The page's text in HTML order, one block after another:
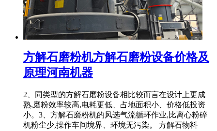
方解石磨粉机方解石磨粉设备价格及
原理河南机器
2、同类型的方解石磨粉设备相比较而言在设计上更成
熟,磨粉效率较高,电耗更低、占地面积小、价格低投资
小。3、方解石磨粉机的风选气流循环作业,比离心粉碎
机粉尘少,操作车间境界、环境无污染。 方解石物料